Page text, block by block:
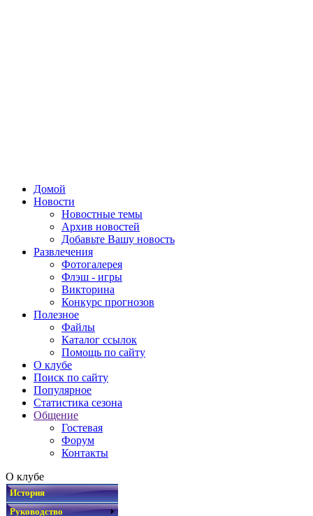
Домой
Новости
Новостные темы
Архив новостей
Добавьте Вашу новость
Развлечения
Фотогалерея
Флэш - игры
Викторина
Конкурс прогнозов
Полезное
Файлы
Каталог ссылок
Помощь по сайту
О клубе
Поиск по сайту
Популярное
Статистика сезона
Общение
Гостевая
Форум
Контакты
О клубе
История
Руководство